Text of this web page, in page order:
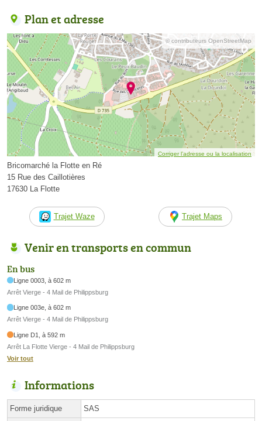
Plan et adresse
© contributeurs OpenStreetMap
Corriger l’adresse ou la localisation
Bricomarché la Flotte en Ré
15 Rue des Caillotières
17630 La Flotte
Trajet Waze Trajet Maps
Venir en transports en commun
En bus
Ligne 0003, à 602 m
Arrêt Vierge - 4 Mail de Philippsburg
Ligne 003e, à 602 m
Arrêt Vierge - 4 Mail de Philippsburg
Ligne D1, à 592 m
Arrêt La Flotte Vierge - 4 Mail de Philippsburg
Voir tout
Informations
Forme juridique SAS